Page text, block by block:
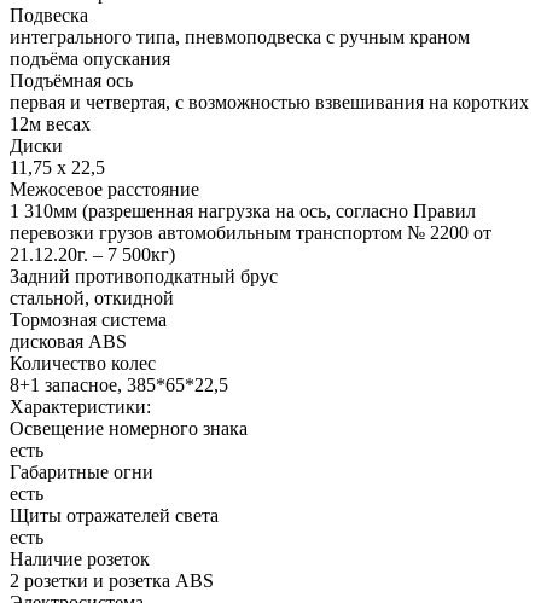
Подвеска
интегрального типа, пневмоподвеска с ручным краном
подъёма опускания
Подъёмная ось
первая и четвертая, с возможностью взвешивания на коротких
12м весах
Диски
11,75 х 22,5
Межосевое расстояние
1 310мм (разрешенная нагрузка на ось, согласно Правил
перевозки грузов автомобильным транспортом № 2200 от
21.12.20г. – 7 500кг)
Задний противоподкатный брус
стальной, откидной
Тормозная система
дисковая ABS
Количество колес
8+1 запасное, 385*65*22,5
Характеристики:
Освещение номерного знака
есть
Габаритные огни
есть
Щиты отражателей света
есть
Наличие розеток
2 розетки и розетка ABS